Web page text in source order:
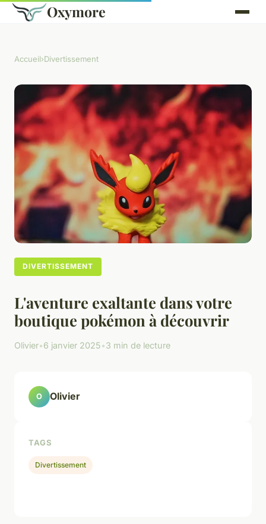
Oxymore
Accueil›Divertissement
DIVERTISSEMENT
L'aventure exaltante dans votre
boutique pokémon à découvrir
Olivier•6 janvier 2025•3 min de lecture
O Olivier
TAGS
Divertissement